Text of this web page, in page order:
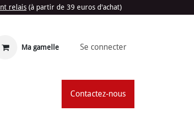
relais (à partir de 39 euros d'achat)
Ma gamelle Se connecter
Contactez-nous